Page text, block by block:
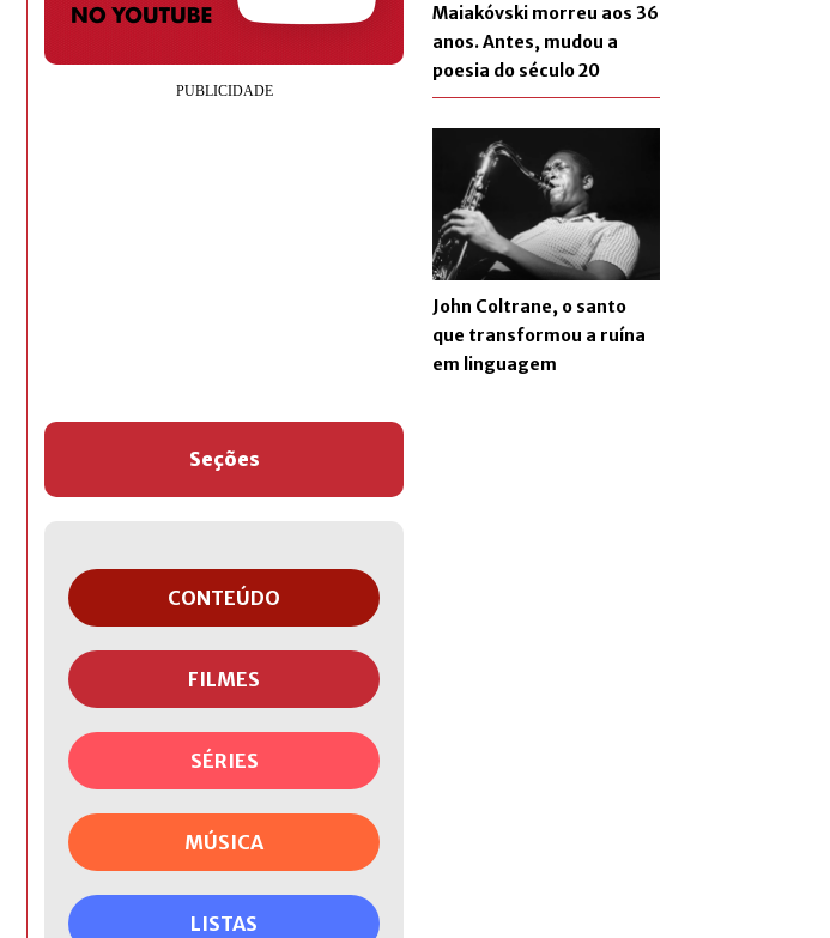
Seções
CONTEÚDO
FILMES
SÉRIES
MÚSICA
LISTAS
Maiakóvski morreu aos 36
anos. Antes, mudou a
poesia do século 20
John Coltrane, o santo
que transformou a ruína
em linguagem